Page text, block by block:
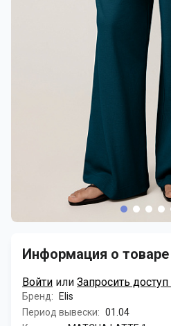
Информация о товаре
Войти или Запросить
Бренд:
Elis
Период вывески: 01.04